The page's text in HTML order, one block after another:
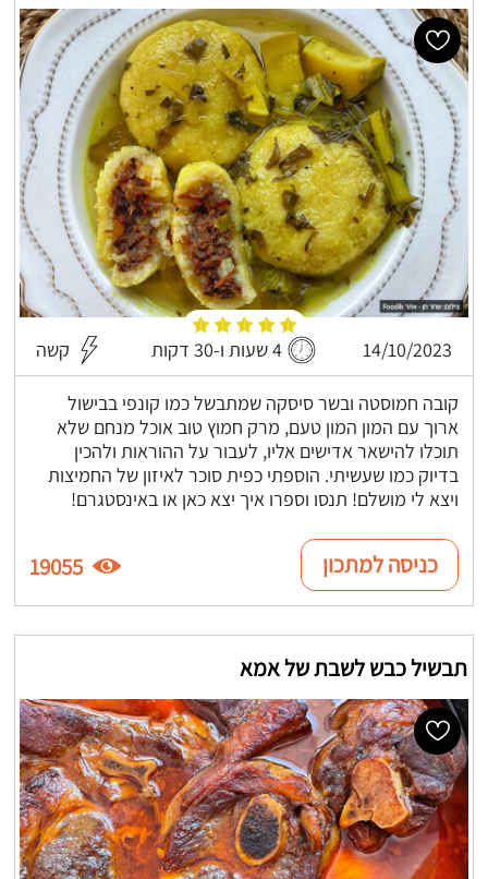
14/10/2023 4 שעות ו-30 דקות קשה
קובה חמוסטה ובשר סיסקה שמתבשל כמו קונפי בבישול
ארוך עם המון המון טעם, מרק חמוץ טוב אוכל מנחם שלא
תוכלו להישאר אדישים אליו, לעבור על ההוראות ולהכין
בדיוק כמו שעשיתי. הוספתי כפית סוכר לאיזון של החמיצות
ויצא לי מושלם! תנסו וספרו איך יצא כאן או באינסטגרם!
כניסה למתכון 19055
תבשיל כבש לשבת של אמא